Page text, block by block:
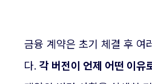
금융 계약은 초기 체결 후 여
다. 각 버전이 언제 어떤 이유